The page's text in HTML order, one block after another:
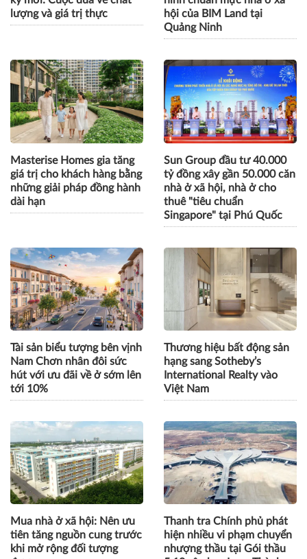
lượng và giá trị thực
hội của BIM Land tại
Quảng Ninh
Masterise Homes gia tăng
giá trị cho khách hàng bằng
những giải pháp đồng hành
dài hạn
Sun Group đầu tư 40.000
tỷ đồng xây gần 50.000 căn
nhà ở xã hội, nhà ở cho
thuê "tiêu chuẩn
Singapore" tại Phú Quốc
Tài sản biểu tượng bên vịnh
Nam Chơn nhân đôi sức
hút với ưu đãi về ở sớm lên
tới 10%
Thương hiệu bất động sản
hạng sang Sotheby’s
International Realty vào
Việt Nam
Mua nhà ở xã hội: Nên ưu
tiên tăng nguồn cung trước
khi mở rộng đối tượng
Thanh tra Chính phủ phát
hiện nhiều vi phạm chuyển
nhượng thầu tại Gói thầu